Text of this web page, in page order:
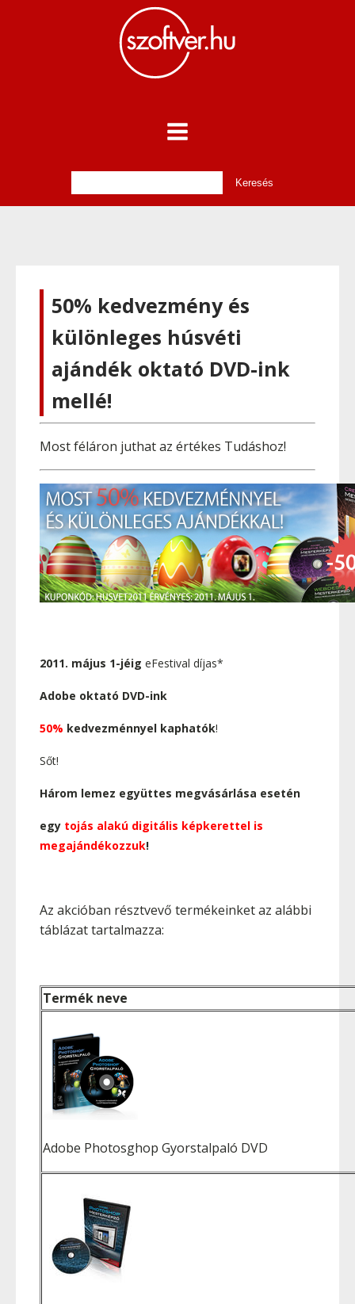
50% kedvezmény és
különleges húsvéti
ajándék oktató DVD-ink
mellé!
Most féláron juthat az értékes Tudáshoz!
2011. május 1-jéig eFestival díjas*
Adobe oktató DVD-ink
50% kedvezménnyel kaphatók!
Sőt!
Három lemez együttes megvásárlása esetén
egy tojás alakú digitális képkerettel is
megajándékozzuk!
Az akcióban résztvevő termékeinket az alábbi
táblázat tartalmazza:
Termék neve
Adobe Photosghop Gyorstalpaló DVD